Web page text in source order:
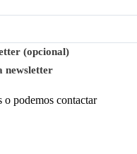
(opcional)
newsletter
o podemos contactar